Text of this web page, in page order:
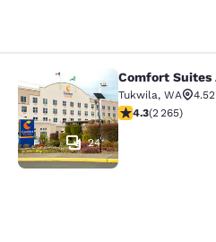
Comfort Suites
24
Comfort
Tukwila, WA
4.3 étoiles.
4.3(2 265)